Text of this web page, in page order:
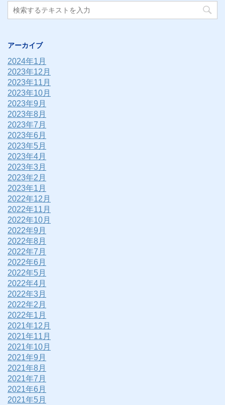
アーカイブ
2024年1月
2023年12月
2023年11月
2023年10月
2023年9月
2023年8月
2023年7月
2023年6月
2023年5月
2023年4月
2023年3月
2023年2月
2023年1月
2022年12月
2022年11月
2022年10月
2022年9月
2022年8月
2022年7月
2022年6月
2022年5月
2022年4月
2022年3月
2022年2月
2022年1月
2021年12月
2021年11月
2021年10月
2021年9月
2021年8月
2021年7月
2021年6月
2021年5月